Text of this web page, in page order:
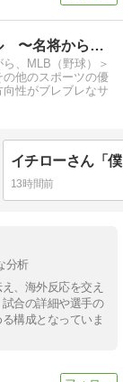
マニア・オブ・フットボール 〜名将からの提言〜
、MLB（野球）＞
他のスポーツの優
性がブレブレなサ
13時間前
分析
、海外反応を交え
合の詳細や選手の
構成となっていま